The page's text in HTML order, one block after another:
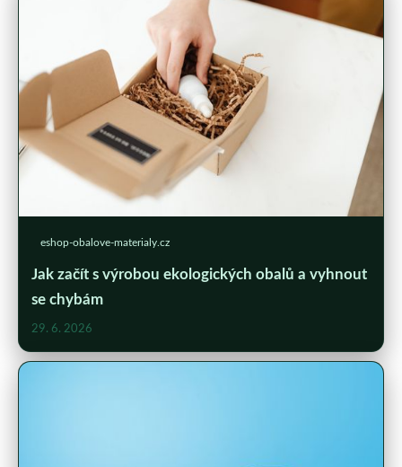
eshop-obalove-materialy.cz
Jak začít s výrobou ekologických obalů a vyhnout
se chybám
29. 6. 2026